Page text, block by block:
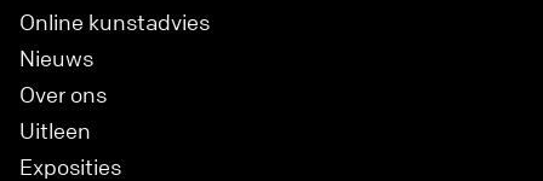
Online kunstadvies
Nieuws
Over ons
Uitleen
Exposities